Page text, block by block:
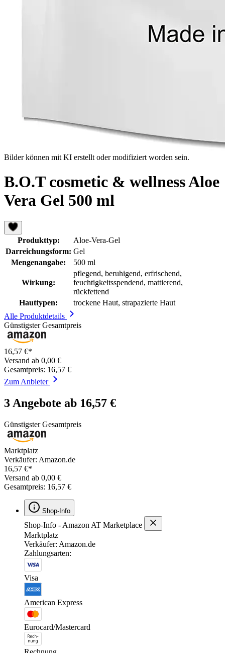
Bilder können mit KI erstellt oder modifiziert worden sein.
B.O.T cosmetic & wellness Aloe
Vera Gel 500 ml
Produkttyp:
Aloe-Vera-Gel
Darreichungsform: Gel
Mengenangabe:
500 ml
Wirkung:
pflegend, beruhigend, erfrischend,
feuchtigkeitsspendend, mattierend,
rückfettend
Hauttypen:
trockene Haut, strapazierte Haut
Alle Produktdetails
Günstigster Gesamtpreis
16,57 €*
Versand ab 0,00 €
Gesamtpreis: 16,57 €
Zum Anbieter
3 Angebote ab 16,57 €
Günstigster Gesamtpreis
Marktplatz
Verkäufer: Amazon.de
16,57 €*
Versand ab 0,00 €
Gesamtpreis: 16,57 €
Shop-Info
Shop-Info - Amazon AT Marketplace
Marktplatz
Verkäufer: Amazon.de
Zahlungsarten:
Visa
American Express
Eurocard/Mastercard